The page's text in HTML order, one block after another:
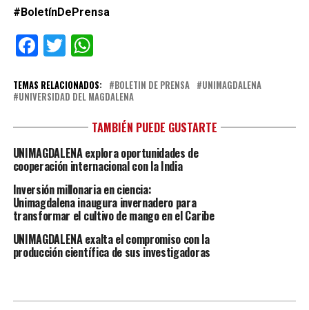
#BoletínDePrensa
Facebook
TwitterWhatsApp
TEMAS RELACIONADOS: BOLETIN DE PRENSA
UNIMAGDALENA
UNIVERSIDAD DEL MAGDALENA
TAMBIÉN PUEDE GUSTARTE
UNIMAGDALENA explora oportunidades de
cooperación internacional con la India
Inversión millonaria en ciencia:
Unimagdalena inaugura invernadero para
transformar el cultivo de mango en el Caribe
UNIMAGDALENA exalta el compromiso con la
producción científica de sus investigadoras